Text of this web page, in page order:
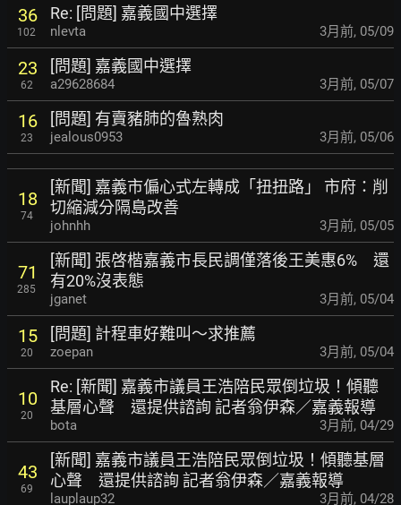
36
102
Re: [問題] 嘉義國中選擇
nlevta 3月前, 05/09
23
62
[問題] 嘉義國中選擇
a29628684 3月前, 05/07
16
23
[問題] 有賣豬肺的魯熟肉
jealous0953 3月前, 05/06
18
74
[新聞] 嘉義市偏心式左轉成「扭扭路」 市府： 削
切縮減分隔島改善
johnhh 3月前, 05/05
71
285
[新聞] 張啓楷嘉義市長民調僅落後王美惠6% 還
有20%沒表態
jganet 3月前, 05/04
15
20
[問題] 計程車好難叫～求推薦
zoepan 3月前, 05/04
10
20
Re: [新聞] 嘉義市議員王浩陪民眾倒垃圾！傾聽
基層心聲 還提供諮詢 記者翁伊森／嘉義報導
bota 3月前, 04/29
43
69
[新聞] 嘉義市議員王浩陪民眾倒垃圾！傾聽基層
心聲 還提供諮詢 記者翁伊森／嘉義報導
lauplaup32 3月前, 04/28